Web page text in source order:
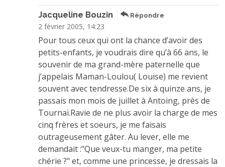
Jacqueline Bouzin Répondre
2 février 2005, 14:23
Pour tous ceux qui ont la chance d’avoir des
petits-enfants, je voudrais dire qu’à 66 ans, le
souvenir de ma grand-mère paternelle que
j’appelais Maman-Loulou( Louise) me revient
souvent avec tendresse.De six à quinze ans, je
passais mon mois de juillet à Antoing, près de
Tournai.Ravie de ne plus avoir la charge de mes
cinq frères et soeurs, je me faisais
outrageusement gâter. Au lever, elle me
demandait :"Que veux-tu manger, ma petite
chérie ?" et, comme une princesse, je dressais la